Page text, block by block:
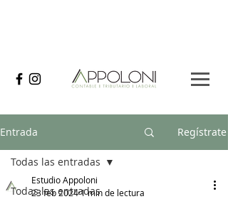
Entrada Regístrate
Todas las entradas
Todas las entradas
Estudio Appoloni
23 feb 20241 min de lectura